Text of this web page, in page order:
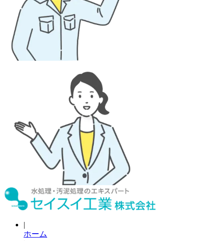
|
ホーム